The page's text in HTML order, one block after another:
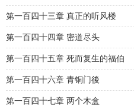
第一百四十三章 真正的听风楼
第一百四十四章 密道尽头
第一百四十五章 死而复生的福伯
第一百四十六章 青铜门後
第一百四十七章 两个木盒